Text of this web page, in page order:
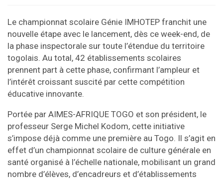
Le championnat scolaire Génie IMHOTEP franchit une
nouvelle étape avec le lancement, dès ce week-end, de
la phase inspectorale sur toute l’étendue du territoire
togolais. Au total, 42 établissements scolaires
prennent part à cette phase, confirmant l’ampleur et
l’intérêt croissant suscité par cette compétition
éducative innovante.
Portée par AIMES-AFRIQUE TOGO et son président, le
professeur Serge Michel Kodom, cette initiative
s’impose déjà comme une première au Togo. Il s’agit en
effet d’un championnat scolaire de culture générale en
santé organisé à l’échelle nationale, mobilisant un grand
nombre d’élèves, d’encadreurs et d’établissements